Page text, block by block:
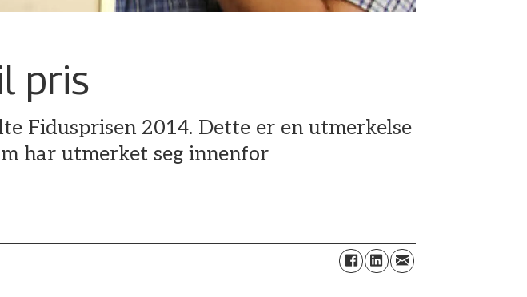
pris
Fidusprisen 2014. Dette er en utmerkelse
har utmerket seg innenfor